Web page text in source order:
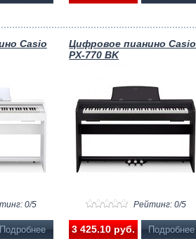
Casio
0/5
Цифровое пианино Casio
PX-770 BK
Рейтинг: 0/5
3 425.10 pуб. Подробнее